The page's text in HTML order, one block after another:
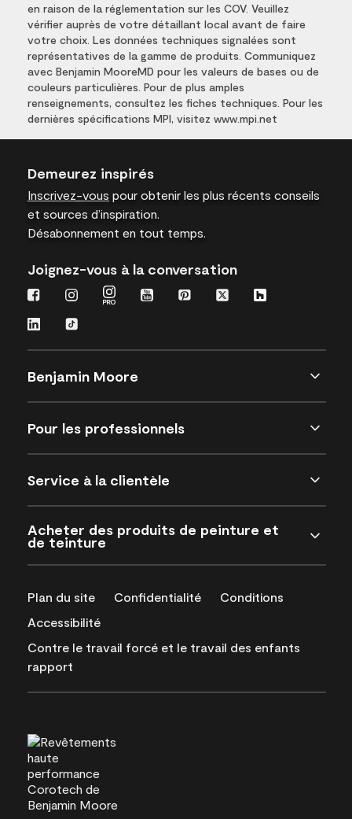
en raison de la réglementation sur les COV. Veuillez
vérifier auprès de votre détaillant local avant de faire
votre choix. Les données techniques signalées sont
représentatives de la gamme de produits. Communiquez
avec Benjamin MooreMD pour les valeurs de bases ou de
couleurs particulières. Pour de plus amples
renseignements, consultez les fiches techniques. Pour les
dernières spécifications MPI, visitez www.mpi.net
Demeurez inspirés
Inscrivez-vous pour obtenir les plus récents conseils
et sources d’inspiration.
Désabonnement en tout temps.
Joignez-vous à la conversation
Benjamin Moore
Pour les professionnels
Service à la clientèle
Acheter des produits de peinture et
de teinture
Plan du site Confidentialité
Conditions
Accessibilité
Contre le travail forcé et le travail des enfants
rapport